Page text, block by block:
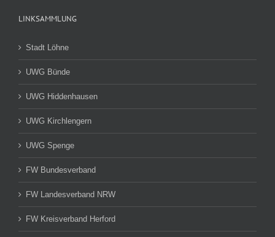
LINKSAMMLUNG
Stadt Löhne
UWG Bünde
UWG Hiddenhausen
UWG Kirchlengern
UWG Spenge
FW Bundesverband
FW Landesverband NRW
FW Kreisverband Herford